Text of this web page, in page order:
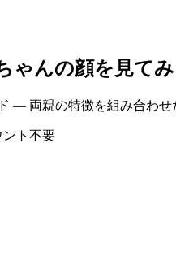
ゃんの顔を見てみ
— 両親の特徴を組み合わ
ト不要